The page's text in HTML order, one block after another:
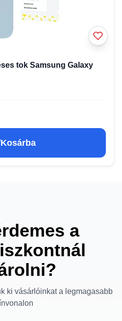
tok Samsung Galaxy
Kosárba
a
ki vásárlóinkat a legmagasabb